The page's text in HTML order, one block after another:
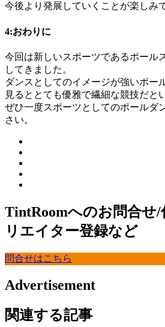
今後より発展していくことが楽しみ
4:おわりに
今回は新しいスポーツであるポール
してきました。
ダンスとしてのイメージが強いポー
見るととても優雅で繊細な競技だと
ぜひ一度スポーツとしてのポールダ
さい。
TintRoomへのお問合せ/
リエイター登録など
問合せはこちら
Advertisement
関連する記事